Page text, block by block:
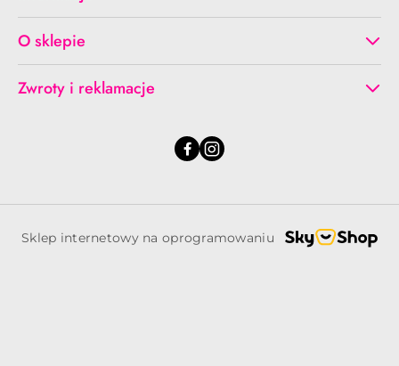
O sklepie
Zwroty i reklamacje
Sklep internetowy na oprogramowaniu